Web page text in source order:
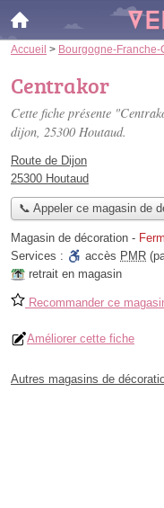
Accueil > Bourgogne-Franche-
Centrakor
Cette fiche présente
dijon, 25300 Houtaud.
Route de Dijon
25300 Houtaud
📞 Appeler ce magasin de
Magasin de décoration -
Services :
accès PMR
retrait en magasin
Recommander ce
Améliorer cette fiche
Autres magasins de